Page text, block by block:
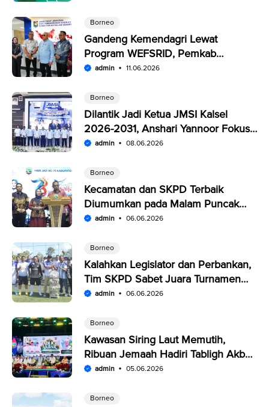
Borneo
Gandeng Kemendagri Lewat
Program WEFSRID, Pemkab
Kotabaru Targetkan Petani Panen 3
admin 11.06.2026
Borneo
Dilantik Jadi Ketua JMSI Kalsel
2026-2031, Anshari Yannoor Fokus
Verifikasi Perusahaan Pers
admin 08.06.2026
Borneo
Kecamatan dan SKPD Terbaik
Diumumkan pada Malam Puncak
Penutupan Expo Saijaan Kotabaru
admin 06.06.2026
Borneo
Kalahkan Legislator dan Perbankan,
Tim SKPD Sabet Juara Turnamen
Segitiga Kotabaru
admin 06.06.2026
Borneo
Kawasan Siring Laut Memutih,
Ribuan Jemaah Hadiri Tabligh Akbar
HUT Kabupaten Kotabaru
admin 05.06.2026
Borneo